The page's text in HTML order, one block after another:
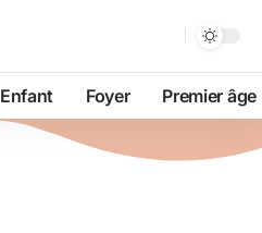
Enfant Foyer Premier âge